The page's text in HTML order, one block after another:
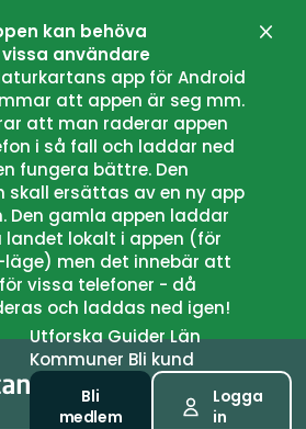
kan behöva
användare
app för Android
att appen är seg mm.
att man raderar appen
i så fall och laddar ned
fungera bättre. Den
skall ersättas av en ny app
Den gamla appen laddar
lokalt i appen (för
men det innebär att
vissa telefoner - då
och laddas ned igen!
UtforskaGuiderLän
Kommuner Bli kund
Bli
medlem
Logga
in